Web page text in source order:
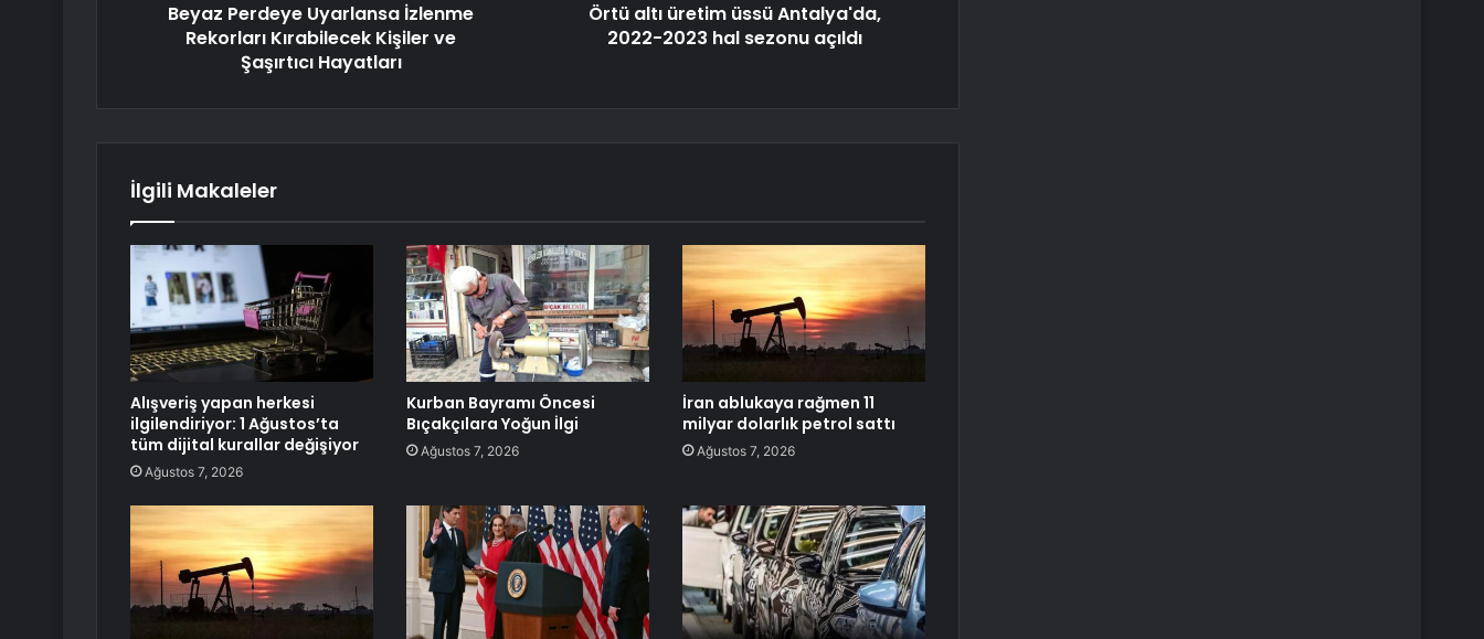
Beyaz Perdeye Uyarlansa İzlenme
Rekorları Kırabilecek Kişiler ve
Şaşırtıcı Hayatları
Örtü altı üretim üssü Antalya'da,
2022-2023 hal sezonu açıldı
İlgili Makaleler
Alışveriş yapan herkesi
ilgilendiriyor: 1 Ağustos’ta
tüm dijital kurallar değişiyor
Ağustos 7, 2026
Kurban Bayramı Öncesi
Bıçakçılara Yoğun İlgi
Ağustos 7, 2026
İran ablukaya rağmen 11
milyar dolarlık petrol sattı
Ağustos 7, 2026